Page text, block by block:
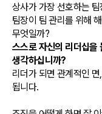
상사가 가장 선호하는
팀장이 팀 관리를 위해
무엇일까?
스스로 자신의 리더십을
생각하십니까?
리더가 되면 관계적인
됩니다.